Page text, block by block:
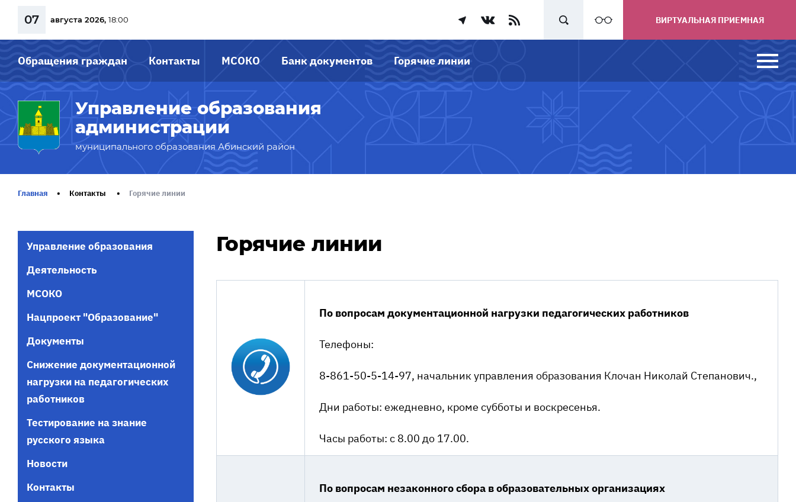
07 августа 2026, 18:00 ВИРТУАЛЬНАЯ ПРИЕМНАЯ
Обращения граждан Контакты МСОКО Банк документов Горячие линии
Управление образования
администрации
муниципального образования Абинский район
Главная Контакты Горячие линии
Управление образования
Деятельность
МСОКО
Нацпроект "Образование"
Документы
Снижение документационной
нагрузки на педагогических
работников
Тестирование на знание
русского языка
Новости
Контакты
Горячие линии
По вопросам документационной нагрузки педагогических работников
Телефоны:
8-861-50-5-14-97, начальник управления образования Клочан Николай Степанович.,
Дни работы: ежедневно, кроме субботы и воскресенья.
Часы работы: с 8.00 до 17.00.
По вопросам незаконного сбора в образовательных организациях